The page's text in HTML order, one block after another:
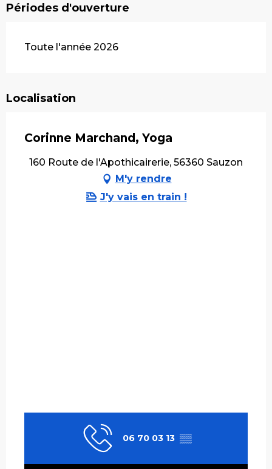
Périodes d'ouverture
Toute l'année 2026
Localisation
Corinne Marchand, Yoga
160 Route de l'Apothicairerie, 56360 Sauzon
M'y rendre
J'y vais en train !
06 70 03 13 ▒▒